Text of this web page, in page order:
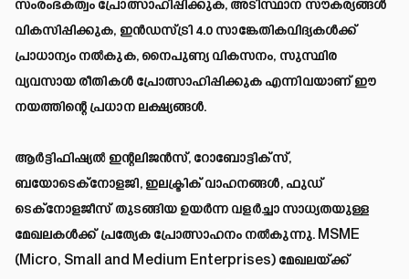
സംരംഭകത്വം പ്രോത്സാഹിപ്പിക്കുക, അടിസ്ഥാന സൗകര്യങ്ങൾ
വികസിപ്പിക്കുക, ഇൻഡസ്ട്രി 4.0 സാങ്കേതികവിദ്യകൾക്ക്
പ്രാധാന്യം നൽകുക, നൈപുണ്യ വികസനം, സുസ്ഥിര
വ്യവസായ രീതികൾ പ്രോത്സാഹിപ്പിക്കുക എന്നിവയാണ് ഈ
നയത്തിന്റെ പ്രധാന ലക്ഷ്യങ്ങൾ.
ആർട്ടിഫിഷ്യൽ ഇന്റലിജൻസ്, റോബോട്ടിക്‌സ്,
ബയോടെക്‌നോളജി, ഇലക്ട്രിക് വാഹനങ്ങൾ, ഫുഡ്
ടെക്‌നോളജീസ് തുടങ്ങിയ ഉയർന്ന വളർച്ചാ സാധ്യതയുള്ള
മേഖലകൾക്ക് പ്രത്യേക പ്രോത്സാഹനം നൽകുന്നു. MSME
(Micro, Small and Medium Enterprises) മേഖലയ്ക്ക്